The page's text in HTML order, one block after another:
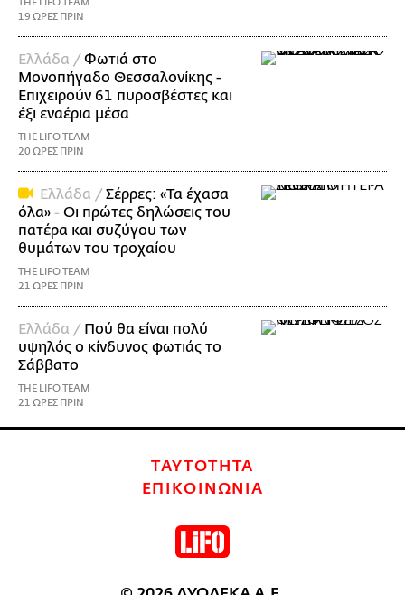
19 ΩΡΕΣ ΠΡΙΝ
Ελλάδα /Φωτιά στο
Μονοπήγαδο Θεσσαλονίκης -
Επιχειρούν 61 πυροσβέστες και
έξι εναέρια μέσα
THE LIFO TEAM
20 ΩΡΕΣ ΠΡΙΝ
Ελλάδα /Σέρρες: «Τα έχασα
όλα» - Οι πρώτες δηλώσεις του
πατέρα και συζύγου των
θυμάτων του τροχαίου
THE LIFO TEAM
21 ΩΡΕΣ ΠΡΙΝ
Ελλάδα / Πού θα είναι πολύ
υψηλός ο κίνδυνος φωτιάς το
Σάββατο
THE LIFO TEAM
21 ΩΡΕΣ ΠΡΙΝ
ΤΑΥΤΟΤΗΤΑ
ΕΠΙΚΟΙΝΩΝΙΑ